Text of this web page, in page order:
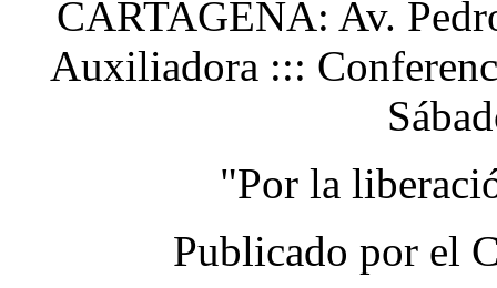
CARTAGENA: Av.
Auxiliadora :::
"Por la
Publicado por el